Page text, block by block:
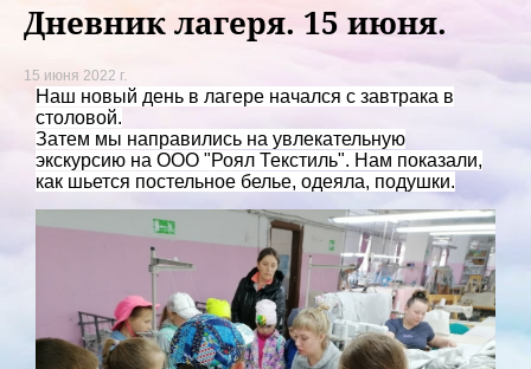
Дневник лагеря. 15 июня.
15 июня 2022 г.
Наш новый день в лагере начался с завтрака в
столовой.
Затем мы направились на увлекательную
экскурсию на ООО "Роял Текстиль". Нам показали,
как шьется постельное белье, одеяла, подушки.